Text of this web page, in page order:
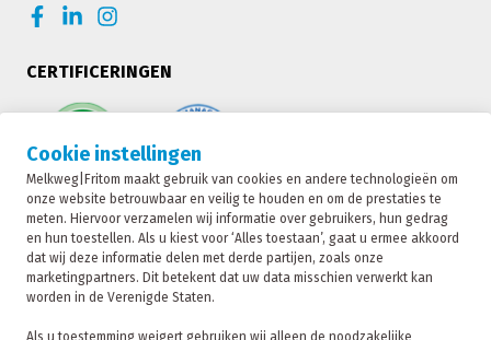
Cookie instellingen
Melkweg|Fritom maakt gebruik van cookies en andere technologieën om
onze website betrouwbaar en veilig te houden en om de prestaties te
meten. Hiervoor verzamelen wij informatie over gebruikers, hun gedrag
en hun toestellen. Als u kiest voor ‘Alles toestaan’, gaat u ermee akkoord
dat wij deze informatie delen met derde partijen, zoals onze
marketingpartners. Dit betekent dat uw data misschien verwerkt kan
worden in de Verenigde Staten.
Als u toestemming weigert gebruiken wij alleen de noodzakelijke
CERTIFICERINGEN
Melkweg|Fritom is onderdeel van de Fritom Group